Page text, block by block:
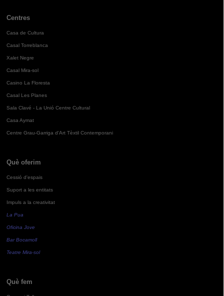
Centres
Casa de Cultura
Casal Torreblanca
Xalet Negre
Casal Mira-sol
Casino La Floresta
Casal Les Planes
Sala Clavé - La Unió Centre Cultural
Casa Aymat
Centre Grau-Garriga d'Art Tèxtil Contemporani
Què oferim
Cessió d'espais
Suport a les entitats
Impuls a la creativitat
La Pua
Oficina Jove
Bar Bocamoll
Teatre Mira-sol
Què fem